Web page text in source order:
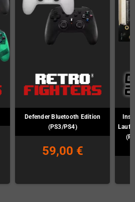
Defender Bluetooth Edition
(PS3/PS4)
59,00 €